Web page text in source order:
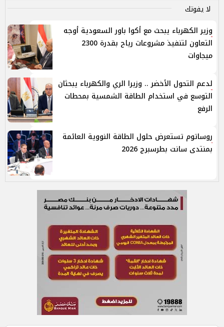
لا يفوتك
وزير الكهرباء يبحث مع أكوا باور السعودية أوجه
التعاون لتنفيذ مشروعات رياح بقدرة 2300
ميجاوات
لدعم التحول الأخضر .. وزيرا الري والكهرباء يبحثان
التوسع في استخدام الطاقة الشمسية بمحطات
الرفع
روساتوم تستعرض حلول الطاقة النووية العائمة
بمنتدى سانت بطرسبرج 2026